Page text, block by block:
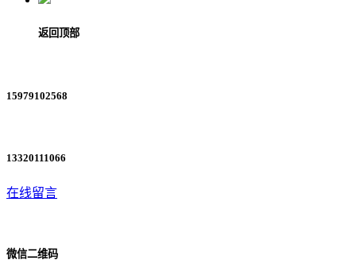
返回顶部
15979102568
13320111066
在线留言
微信二维码